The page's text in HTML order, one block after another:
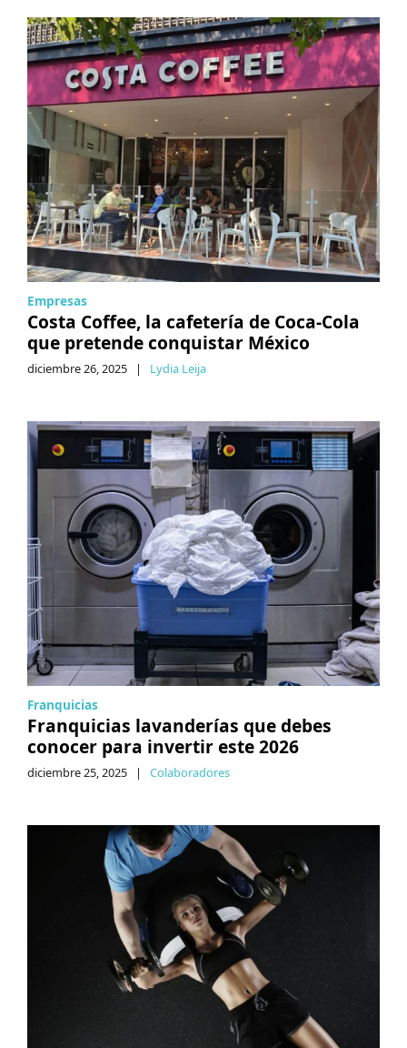
Empresas
Costa Coffee, la cafetería de Coca-Cola
que pretende conquistar México
diciembre 26, 2025 | Lydia Leija
Franquicias
Franquicias lavanderías que debes
conocer para invertir este 2026
diciembre 25, 2025 | Colaboradores